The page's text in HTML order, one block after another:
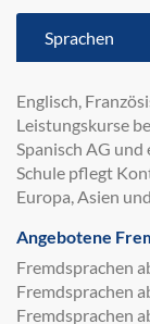
Sprachen
Englisch,
Leistungskurse
Spanisch AG
Schule pflegt
Europa, Asien
Angebotene
Fremdsprachen
Fremdsprachen
Fremdsprachen